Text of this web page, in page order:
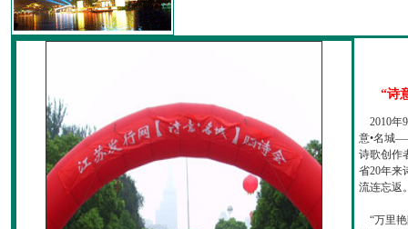
“诗
2010年
意•名城
诗歌创作
省20年来
流连忘返
“万里艳